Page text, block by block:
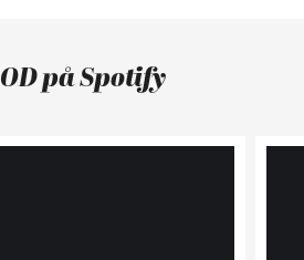
OD på Spotify